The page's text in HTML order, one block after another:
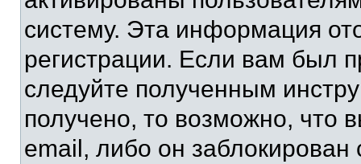
систему. Эта информация
регистрации. Если вам был
следуйте полученным
получено, то возможно, что
email, либо он